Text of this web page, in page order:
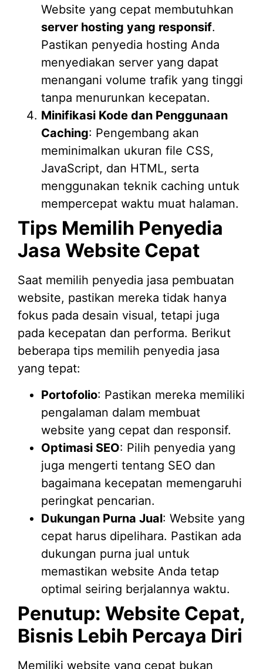
Website yang cepat membutuhkan
server hosting yang responsif.
Pastikan penyedia hosting Anda
menyediakan server yang dapat
menangani volume trafik yang tinggi
tanpa menurunkan kecepatan.
Minifikasi Kode dan Penggunaan
Caching: Pengembang akan
meminimalkan ukuran file CSS,
JavaScript, dan HTML, serta
menggunakan teknik caching untuk
mempercepat waktu muat halaman.
Tips Memilih Penyedia
Jasa Website Cepat
Saat memilih penyedia jasa pembuatan
website, pastikan mereka tidak hanya
fokus pada desain visual, tetapi juga
pada kecepatan dan performa. Berikut
beberapa tips memilih penyedia jasa
yang tepat:
Portofolio: Pastikan mereka memiliki
pengalaman dalam membuat
website yang cepat dan responsif.
Optimasi SEO: Pilih penyedia yang
juga mengerti tentang SEO dan
bagaimana kecepatan memengaruhi
peringkat pencarian.
Dukungan Purna Jual: Website yang
cepat harus dipelihara. Pastikan ada
dukungan purna jual untuk
memastikan website Anda tetap
optimal seiring berjalannya waktu.
Penutup: Website Cepat,
Bisnis Lebih Percaya Diri
Memiliki website yang cepat bukan